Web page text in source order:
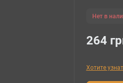
Нет в
264
Хотите